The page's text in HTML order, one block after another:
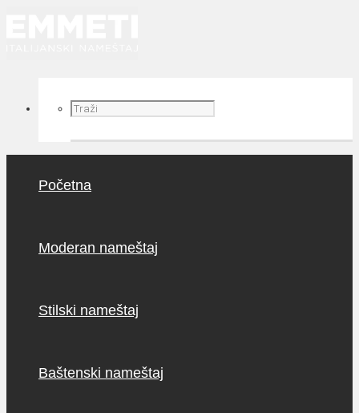
Početna
Moderan nameštaj
Stilski nameštaj
Baštenski nameštaj